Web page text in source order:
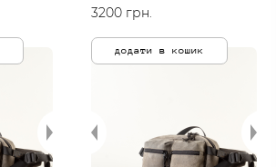
3200 грн.
додати в кошик